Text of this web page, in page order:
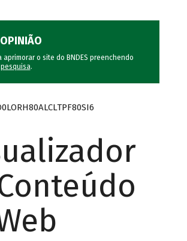
aprimorar o site do BNDES preenchendo
pesquisa.